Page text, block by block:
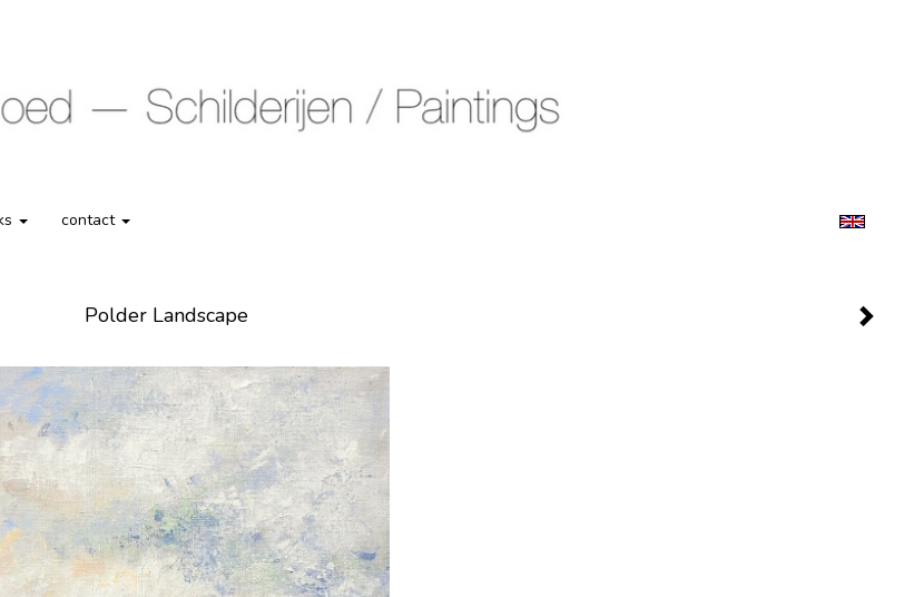
contact
Polder Landscape